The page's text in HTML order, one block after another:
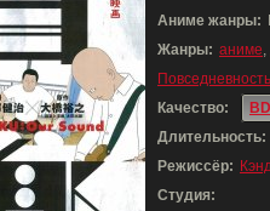
Аниме жанры:
Жанры: аниме,
Повседневность
Качество:
Длительность:
Режиссёр:
Студия: